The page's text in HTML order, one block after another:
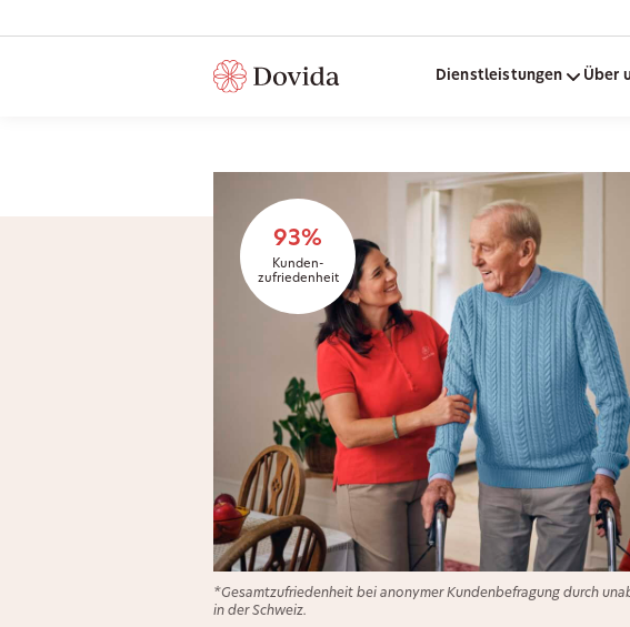
Dienstleistungen Über
93%
Kunden-
zufriedenheit
*Gesamtzufriedenheit bei anonymer Kundenbefragung durch
in der Schweiz.